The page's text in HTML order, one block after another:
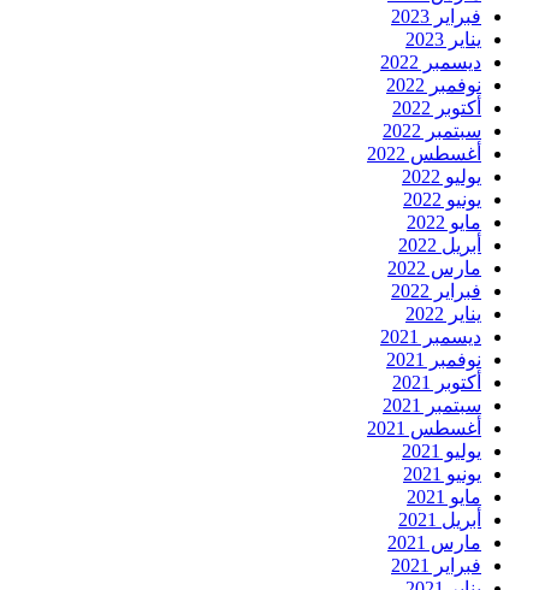
فبراير 2023
يناير 2023
ديسمبر 2022
نوفمبر 2022
أكتوبر 2022
سبتمبر 2022
أغسطس 2022
يوليو 2022
يونيو 2022
مايو 2022
أبريل 2022
مارس 2022
فبراير 2022
يناير 2022
ديسمبر 2021
نوفمبر 2021
أكتوبر 2021
سبتمبر 2021
أغسطس 2021
يوليو 2021
يونيو 2021
مايو 2021
أبريل 2021
مارس 2021
فبراير 2021